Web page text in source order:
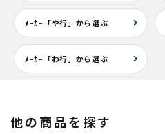
ﾒｰｶｰ「や行」から選ぶ
ﾒｰｶｰ「わ行」から選ぶ
他の商品を探す